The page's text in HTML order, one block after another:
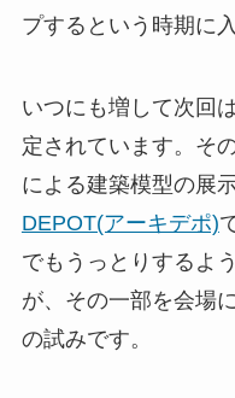
プするという時期に
いつにも増して次回
定されています。そ
による建築模型の展
DEPOT(アーキデポ)
でもうっとりするよ
が、その一部を会場
の試みです。